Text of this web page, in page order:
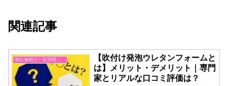
関連記事
【吹付け発泡ウレタンフォームと
は】メリット・デメリット｜専門
家とリアルな口コミ評価は？